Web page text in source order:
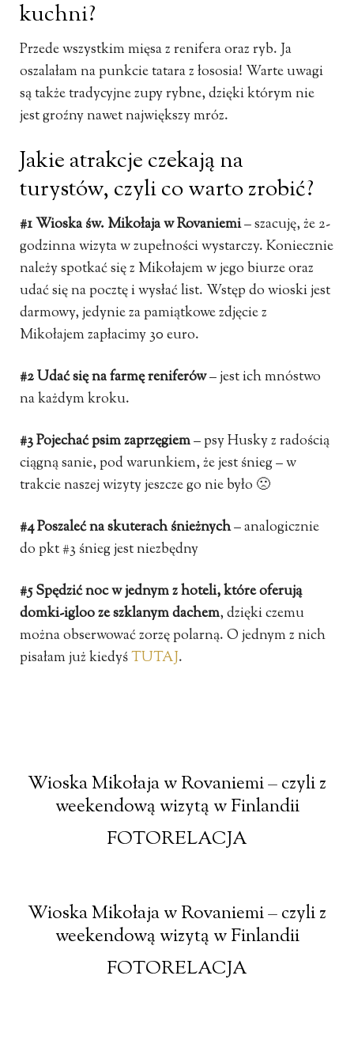
kuchni?
Przede wszystkim mięsa z renifera oraz ryb. Ja
oszalałam na punkcie tatara z łososia! Warte uwagi
są także tradycyjne zupy rybne, dzięki którym nie
jest groźny nawet największy mróz.
Jakie atrakcje czekają na
turystów, czyli co warto zrobić?
#1 Wioska św. Mikołaja w Rovaniemi– szacuję, że 2-
godzinna wizyta w zupełności wystarczy. Koniecznie
należy spotkać się z Mikołajem w jego biurze oraz
udać się na pocztę i wysłać list. Wstęp do wioski jest
darmowy, jedynie za pamiątkowe zdjęcie z
Mikołajem zapłacimy 30 euro.
#2 Udać się na farmę reniferów– jest ich mnóstwo
na każdym kroku.
#3 Pojechać psim zaprzęgiem– psy Husky z radością
ciągną sanie, pod warunkiem, że jest śnieg – w
trakcie naszej wizyty jeszcze go nie było 🙁
#4 Poszaleć na skuterach śnieżnych– analogicznie
do pkt #3 śnieg jest niezbędny
#5 Spędzić noc w jednym z hoteli, które oferują
domki-igloo ze szklanym dachem, dzięki czemu
można obserwować zorzę polarną. O jednym z nich
pisałam już kiedyśTUTAJ.
Wioska Mikołaja w Rovaniemi – czyli z
weekendową wizytą w Finlandii
FOTORELACJA
Wioska Mikołaja w Rovaniemi – czyli z
weekendową wizytą w Finlandii
FOTORELACJA